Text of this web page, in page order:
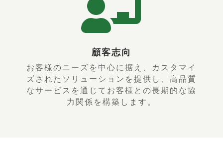
顧客志向
お客様のニーズを中心に据え、カスタマイ
ズされたソリューションを提供し、高品質
なサービスを通じてお客様との長期的な協
力関係を構築します。